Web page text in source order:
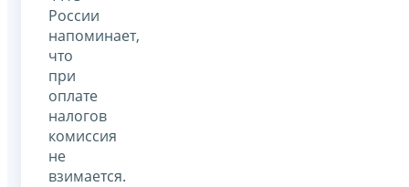
России
напоминает,
что
при
оплате
налогов
комиссия
не
взимается.